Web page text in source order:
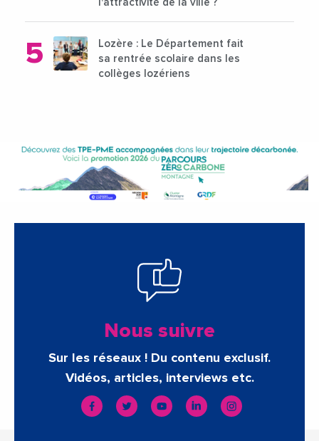
l'attractivité de la ville ?
Lozère : Le Département fait
sa rentrée scolaire dans les
collèges lozériens
Nous suivre
Sur les réseaux ! Du contenu exclusif.
Vidéos, articles, interviews etc.